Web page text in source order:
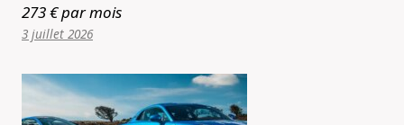
273 € par mois
3 juillet 2026